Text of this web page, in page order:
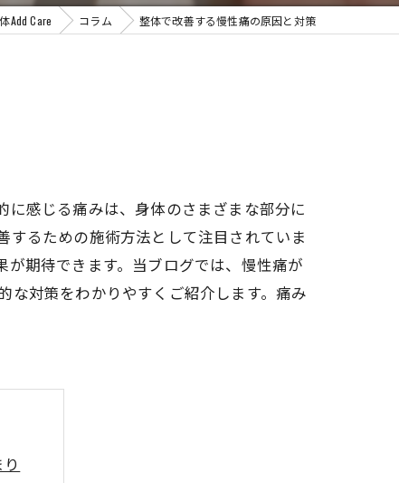
Add Care コラム 整体で改善する慢性痛の原因と対策
感じる痛みは、身体のさまざまな部分に
るための施術方法として注目されていま
期待できます。当ブログでは、慢性痛が
な対策をわかりやすくご紹介します。痛み